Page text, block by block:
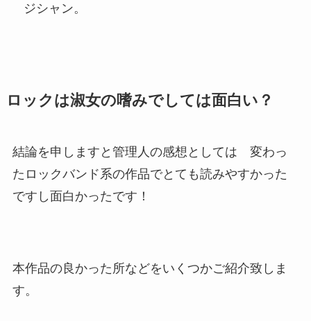
ジシャン。
ロックは淑女の嗜みでしては面白い？
結論を申しますと管理人の感想としては 変わっ
たロックバンド系の作品でとても読みやすかった
ですし面白かったです！
本作品の良かった所などをいくつかご紹介致しま
す。